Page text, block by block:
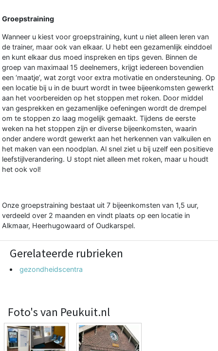
Groepstraining
Wanneer u kiest voor groepstraining, kunt u niet alleen leren van
de trainer, maar ook van elkaar. U hebt een gezamenlijk einddoel
en kunt elkaar dus moed inspreken en tips geven. Binnen de
groep van maximaal 15 deelnemers, krijgt iedereen bovendien
een ‘maatje’, wat zorgt voor extra motivatie en ondersteuning. Op
een locatie bij u in de buurt wordt in twee bijeenkomsten gewerkt
aan het voorbereiden op het stoppen met roken. Door middel
van gesprekken en gezamenlijke oefeningen wordt de drempel
om te stoppen zo laag mogelijk gemaakt. Tijdens de eerste
weken na het stoppen zijn er diverse bijeenkomsten, waarin
onder andere wordt gewerkt aan het herkennen van valkuilen en
het maken van een noodplan. Al snel ziet u bij uzelf een positieve
leefstijlverandering. U stopt niet alleen met roken, maar u houdt
het ook vol!
Onze groepstraining bestaat uit 7 bijeenkomsten van 1,5 uur,
verdeeld over 2 maanden en vindt plaats op een locatie in
Alkmaar, Heerhugowaard of Oudkarspel.
Gerelateerde rubrieken
gezondheidscentra
Foto's van Peukuit.nl